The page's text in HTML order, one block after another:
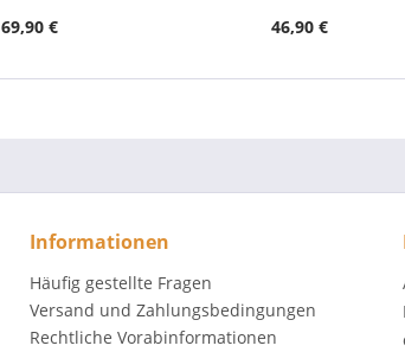
69,90 € 46,90 €
Informationen
Häufig gestellte Fragen
Versand und Zahlungsbedingungen
Rechtliche Vorabinformationen